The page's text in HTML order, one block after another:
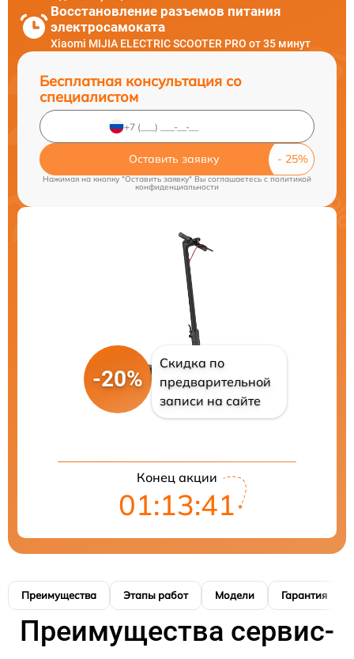
Восстановление разъемов питания
электросамоката
Xiaomi MIJIA ELECTRIC SCOOTER PRO от 35 минут
Бесплатная консультация со
специалистом
Оставить заявку
Нажимая на кнопку "Оставить заявку" Вы соглашаетесь cполитикой
конфиденциальности
-20%
Скидка по
предварительной
записи на сайте
Конец акции
01:13:41
Преимущества Этапы работ Модели Гарантия
Преимущества сервис-